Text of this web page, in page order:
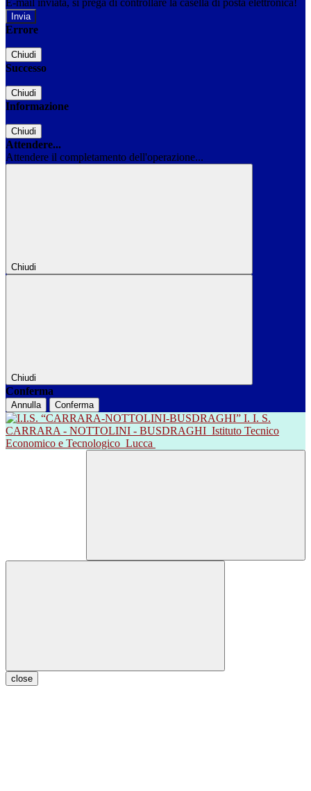
E-mail inviata, si prega di controllare la casella di posta elettronica!
Errore
Chiudi
Successo
Chiudi
Informazione
Chiudi
Attendere...
Attendere il completamento dell'operazione...
Chiudi
Chiudi
Conferma
Annulla Conferma
I. I. S.
CARRARA - NOTTOLINI - BUSDRAGHI Istituto Tecnico
Economico e Tecnologico Lucca
close